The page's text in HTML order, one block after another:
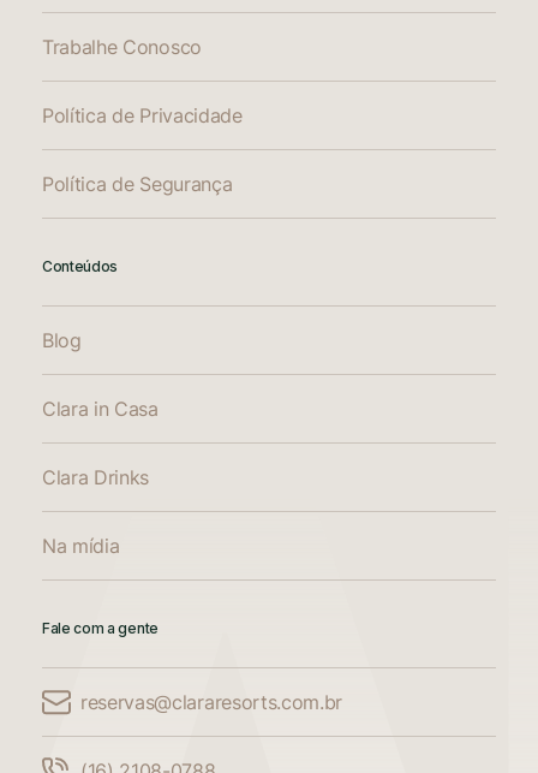
Trabalhe Conosco
Política de Privacidade
Política de Segurança
Conteúdos
Blog
Clara in Casa
Clara Drinks
Na mídia
Fale com a gente
reservas@clararesorts.com.br